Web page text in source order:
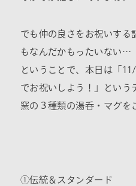
でも仲の良さをお祝いする
もなんだかもったいない…
ということで、本日は「
でお祝いしよう！」という
窯の３種類の湯呑・マグを
①伝統＆スタンダード